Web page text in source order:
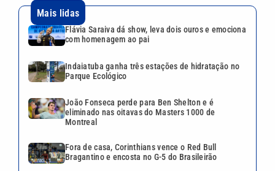
Bragantino e encosta no G-5 do Brasileirão
Sem Neymar, Santos perde para o Athletico e entra
na zona de rebaixamento do Brasileirão
Cotidiano Esportes
REDES